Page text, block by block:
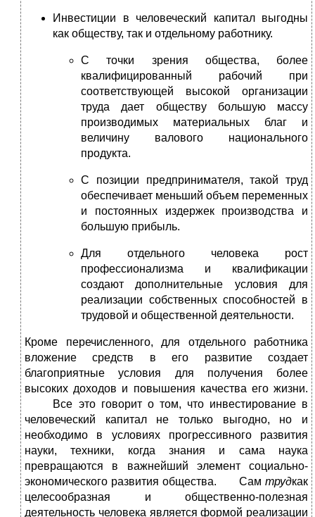
Инвестиции в человеческий капитал выгодны
как обществу, так и отдельному работнику.
С точки зрения общества, более
квалифицированный рабочий при
соответствующей высокой организации
труда дает обществу большую массу
производимых материальных благ и
величину валового национального
продукта.
С позиции предпринимателя, такой труд
обеспечивает меньший объем переменных
и постоянных издержек производства и
большую прибыль.
Для отдельного человека рост
профессионализма и квалификации
создают дополнительные условия для
реализации собственных способностей в
трудовой и общественной деятельности.
Кроме перечисленного, для отдельного работника
вложение средств в его развитие создает
благоприятные условия для получения более
высоких доходов и повышения качества его жизни.
Все это говорит о том, что инвестирование в
человеческий капитал не только выгодно, но и
необходимо в условиях прогрессивного развития
науки, техники, когда знания и сама наука
превращаются в важнейший элемент социально-
экономического развития общества. Сам трудкак
целесообразная и общественно-полезная
деятельность человека является формой реализации